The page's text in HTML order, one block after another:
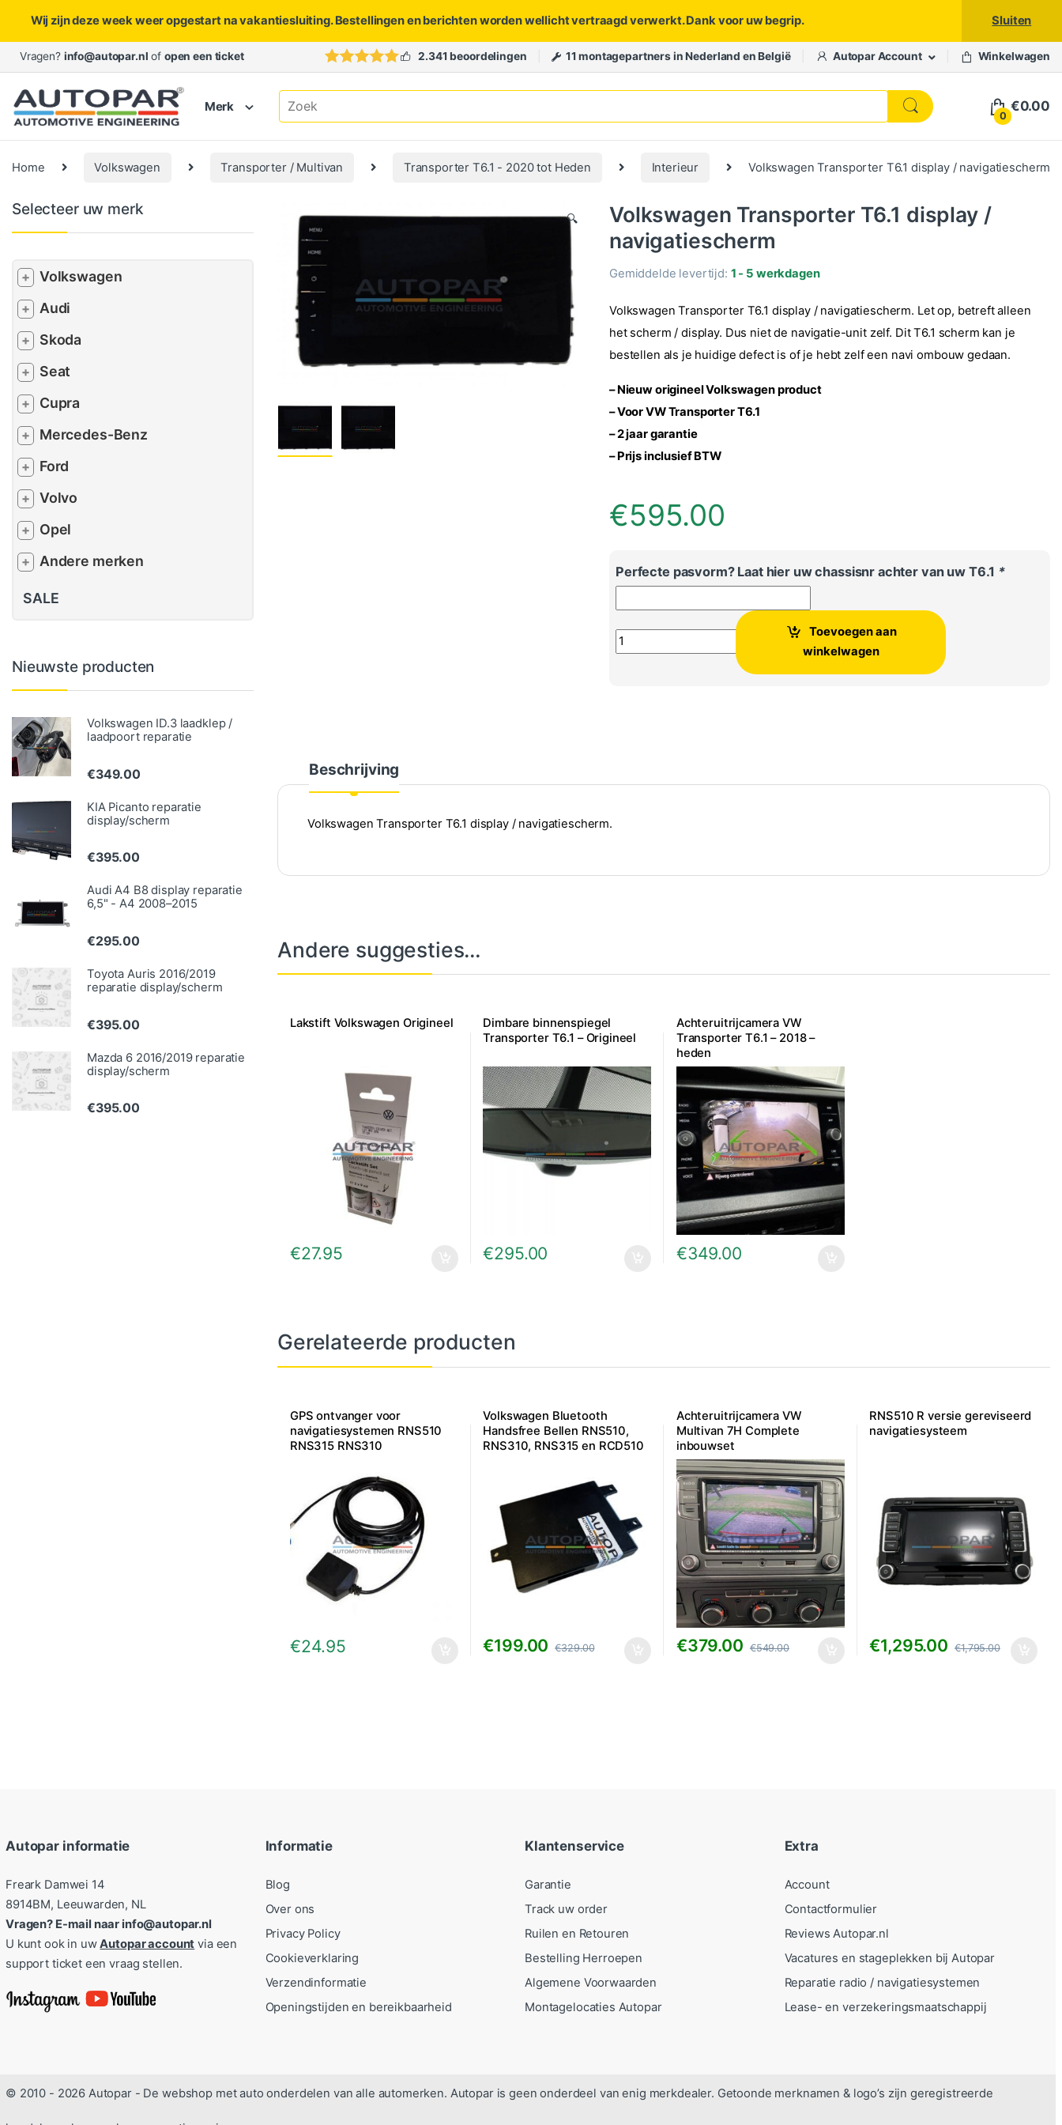
Wij zijn deze week weer opgestart na vakantiesluiting. Bestellingen en berichten worden wellicht vertraagd verwerkt. Dank voor uw begrip. Sluiten
Skip to navigation
Skip to content
Vragen? info@autopar.nl of open een ticket 2.341 beoordelingen 11 montagepartners in Nederland en België Autopar Account Winkelwagen
Merk
Search for:
0
€0.00
Home Volkswagen Transporter / Multivan Transporter T6.1 - 2020 tot Heden Interieur Volkswagen Transporter T6.1 display / navigatiescherm
🔍
Volkswagen Transporter T6.1 display /
navigatiescherm
Gemiddelde levertijd: 1 - 5 werkdagen
Volkswagen Transporter T6.1 display / navigatiescherm. Let op, betreft alleen
het scherm / display. Dus niet de navigatie-unit zelf. Dit T6.1 scherm kan je
bestellen als je huidige defect is of je hebt zelf een navi ombouw gedaan.
– Nieuw origineel Volkswagen product
– Voor VW Transporter T6.1
– 2 jaar garantie
– Prijs inclusief BTW
€595.00
Perfecte pasvorm? Laat hier uw chassisnr achter van uw T6.1 *
Volkswagen Transporter T6.1 display / navigatiescherm aantal
Toevoegen aan
winkelwagen
Beschrijving
Volkswagen Transporter T6.1 display / navigatiescherm.
Andere suggesties…
Lakstift Volkswagen Origineel
€27.95
Dimbare binnenspiegel
Transporter T6.1 – Origineel
€295.00
Achteruitrijcamera VW
Transporter T6.1 – 2018 –
heden
€349.00
Gerelateerde producten
GPS ontvanger voor
navigatiesystemen RNS510
RNS315 RNS310
€24.95
Volkswagen Bluetooth
Handsfree Bellen RNS510,
RNS310, RNS315 en RCD510
€199.00 €329.00
Achteruitrijcamera VW
Multivan 7H Complete
inbouwset
€379.00 €549.00
RNS510 R versie gereviseerd
navigatiesysteem
€1,295.00 €1,795.00
Selecteer uw merk
+ Volkswagen
+ Audi
+ Skoda
+ Seat
+ Cupra
+ Mercedes-Benz
+ Ford
+ Volvo
+ Opel
+ Andere merken
SALE
Nieuwste producten
Volkswagen ID.3 laadklep /
laadpoort reparatie
€349.00
KIA Picanto reparatie
display/scherm
€395.00
Audi A4 B8 display reparatie
6,5" - A4 2008–2015
€295.00
Toyota Auris 2016/2019
reparatie display/scherm
€395.00
Mazda 6 2016/2019 reparatie
display/scherm
€395.00
Autopar informatie
Freark Damwei 14
8914BM, Leeuwarden, NL
Vragen? E-mail naar info@autopar.nl
U kunt ook in uwAutopar account via een
support ticket een vraag stellen.
Informatie
Blog
Over ons
Privacy Policy
Cookieverklaring
Verzendinformatie
Openingstijden en bereikbaarheid
Klantenservice
Garantie
Track uw order
Ruilen en Retouren
Bestelling Herroepen
Algemene Voorwaarden
Montagelocaties Autopar
Extra
Account
Contactformulier
Reviews Autopar.nl
Vacatures en stageplekken bij Autopar
Reparatie radio / navigatiesystemen
Lease- en verzekeringsmaatschappij
© 2010 - 2026 Autopar - De webshop met auto onderdelen van alle automerken. Autopar is geen onderdeel van enig merkdealer. Getoonde merknamen & logo’s zijn geregistreerde